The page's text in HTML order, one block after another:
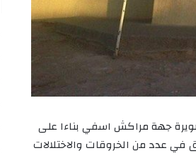
جهة مراكش اسفي بناءا على
في عدد من الخروقات والاختلالات